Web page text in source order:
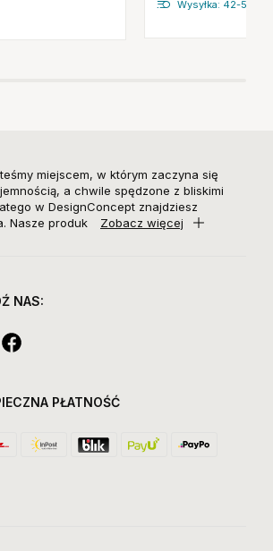
Wysyłka: 42-56 dni
miejscem, w którym zaczyna się
a chwile spędzone z bliskimi
w DesignConcept znajdziesz
Nasze produk
Zobacz więcej
NAS:
PŁATNOŚĆ